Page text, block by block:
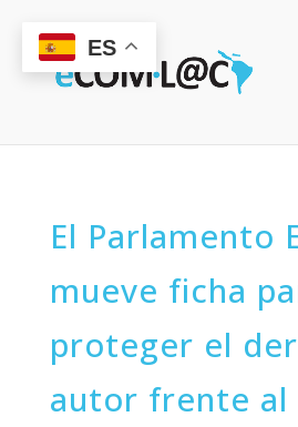
El Parlamento
mueve ficha
proteger el
autor frente al
ES